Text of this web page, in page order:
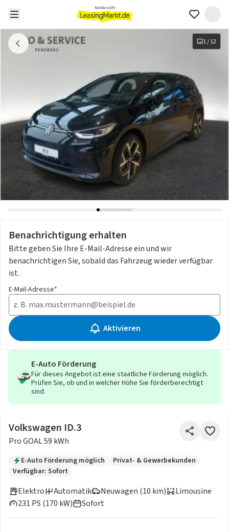
1/12
Benachrichtigung erhalten
Bitte geben Sie Ihre E-Mail-Adresse ein und wir
benachrichtigen Sie, sobald das Fahrzeug wieder verfügbar
ist.
E-Mail-Adresse*
Aktivieren
E-Auto Förderung
Für dieses Angebot ist eine staatliche Förderung möglich.
Prüfen Sie, ob und in welcher Höhe Sie förderberechtigt
sind.
Volkswagen ID.3
Pro GOAL 59 kWh
E-Auto Förderung möglich
Privat- & Gewerbekunden
Verfügbar: Sofort
Elektro
Neuwagen (10 km)
231 PS (170 kW)
Automatik
Limousine
Sofort